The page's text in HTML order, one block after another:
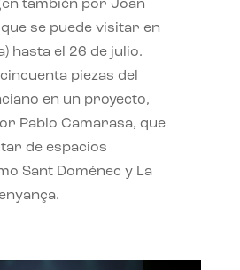
también por Joan
se puede visitar en
hasta el 26 de julio.
piezas del
en un proyecto,
Pablo Camarasa, que
de espacios
Sant Doménec y La